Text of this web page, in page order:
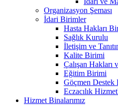
Organizasyon Şeması
İdari Birimler
Hasta Hakları
Sağlık Kurulu
İletişim ve
Kalite Birimi
Çalışan
Eğitim Birimi
Göçmen Destek
Eczacılık
Hizmet Binalarımız